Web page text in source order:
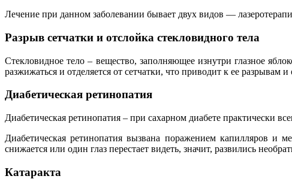
Лечение при данном заболевании бывает двух видов —
Разрыв сетчатки и отслойка стекловидного тела
Стекловидное тело – вещество, заполняющее изнутри глазное
разжижаться и отделяется от сетчатки, что приводит к ее
Диабетическая ретинопатия
Диабетическая ретинопатия – при сахарном диабете практически
Диабетическая ретинопатия вызвана поражением капилляров и
снижается или один глаз перестает видеть, значит, развились
Катаракта